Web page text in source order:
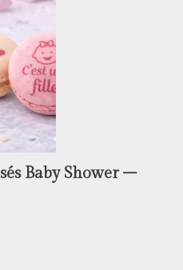
Baby Shower –